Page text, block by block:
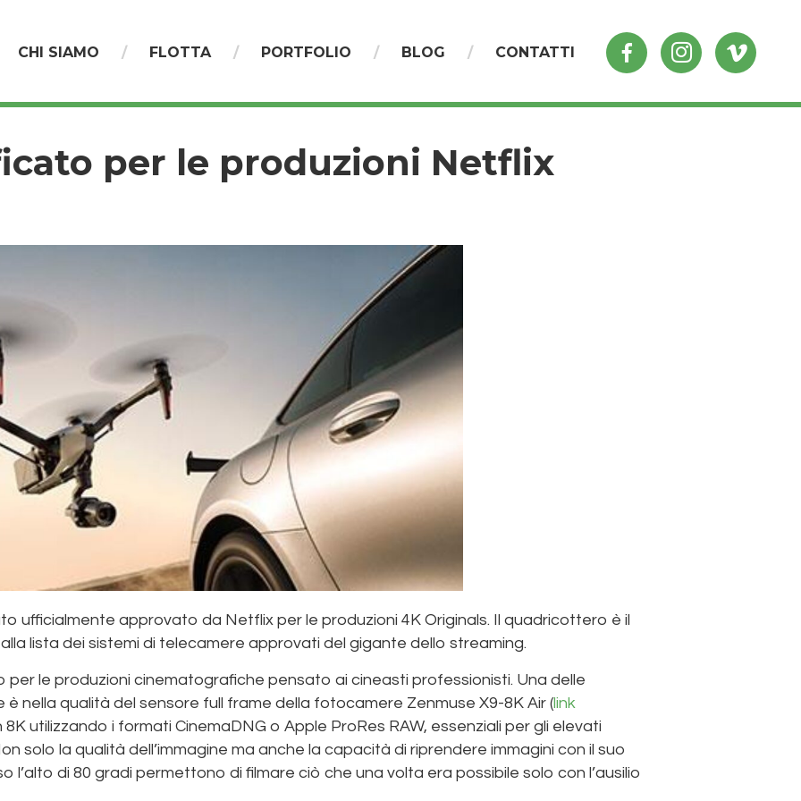
CHI SIAMO FLOTTA PORTFOLIO BLOG CONTATTI
per le produzioni Netflix
ufficialmente approvato da Netflix per le produzioni 4K Originals. Il quadricottero è il
lista dei sistemi di telecamere approvati del gigante dello streaming.
per le produzioni cinematografiche pensato ai cineasti professionisti. Una delle
nella qualità del sensore full frame della fotocamere Zenmuse X9-8K Air (link
utilizzando i formati CinemaDNG o Apple ProRes RAW, essenziali per gli elevati
solo la qualità dell’immagine ma anche la capacità di riprendere immagini con il suo
l’alto di 80 gradi permettono di filmare ciò che una volta era possibile solo con l’ausilio